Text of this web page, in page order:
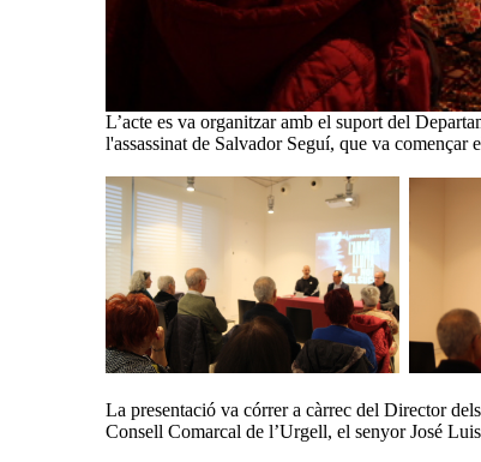
L’acte es va organitzar amb el suport del
l'assassinat de Salvador Seguí, que va començar
La presentació va córrer a càrrec del Director
Consell Comarcal de l’Urgell, el senyor José